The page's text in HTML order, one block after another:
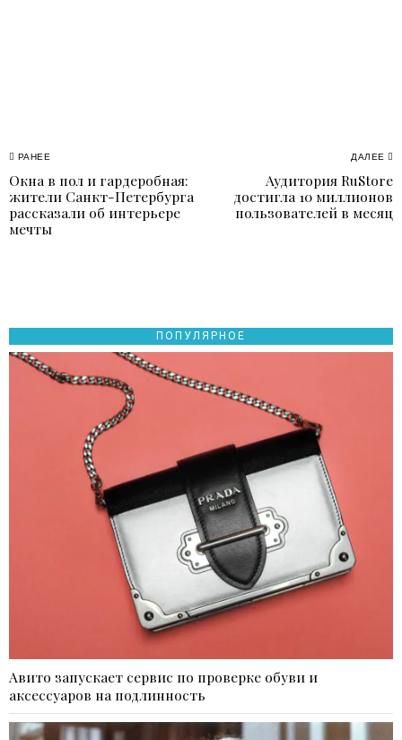
Навигация
по
записям
РАНЕЕ
Previous
post:
Окна в пол и гардеробная:
жители Санкт-Петербурга
рассказали об интерьере
мечты
ДАЛЕЕ
Аудитория RuStore
достигла 10 миллионов
пользователей в месяц
ПОПУЛЯРНОЕ
Авито запускает сервис по проверке обуви и
аксессуаров на подлинность